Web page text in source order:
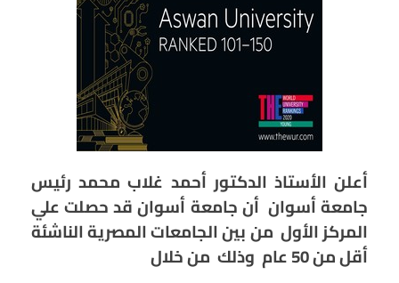
أعلن الأستاذ الدكتور أحمد غلاب محمد رئيس
جامعة أسوان أن جامعة أسوان قد حصلت علي
المركز الأول من بين الجامعات المصرية الناشئة
أقل من 50 عام وذلك من خلال